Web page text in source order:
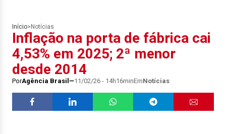
Início> Notícias
Inflação na porta de fábrica cai
4,53% em 2025; 2ª menor
desde 2014
PorAgência Brasil 11/02/26 - 14h16minEmNotícias